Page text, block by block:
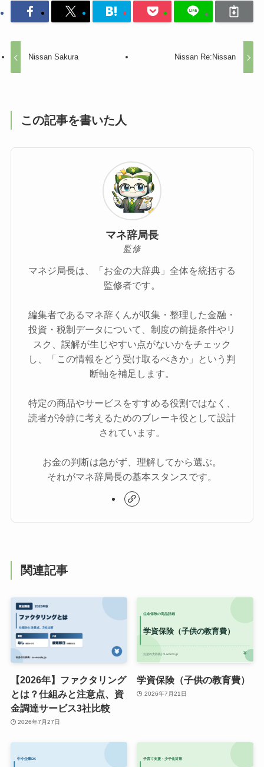
Nissan Sakura Nissan Re:Nissan
この記事を書いた人
マネ辞局長
監修
マネジ局長は、「お金の大辞典」全体を統括する
監修者です。
編集者であるマネ辞くんが収集・整理した金融・
投資・税制データについて、制度の前提条件やリ
スク、誤解が生じやすい点がないかをチェック
し、「この情報をどう受け取るべきか」という判
断軸を補足します。
特定の商品やサービスをすすめる役割ではなく、
読者が冷静に考えるためのブレーキ役として設計
されています。
お金の判断は急がず、理解してから選ぶ。
それがマネ辞局長の基本スタンスです。
関連記事
【2026年】ファクタリング
とは？仕組みと注意点、資
金調達サービス3社比較
2026年7月27日
学資保険（子供の教育費）
2026年7月21日